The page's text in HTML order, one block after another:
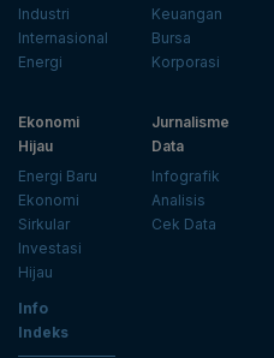
Industri
Internasional
Energi
Keuangan
Bursa
Korporasi
Ekonomi
Hijau
Energi Baru
Ekonomi
Sirkular
Investasi
Hijau
Jurnalisme
Data
Infografik
Analisis
Cek Data
Info
Indeks